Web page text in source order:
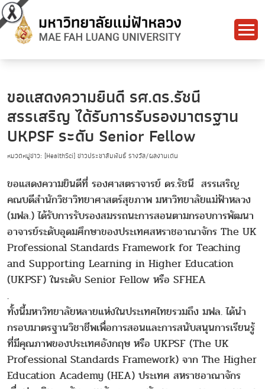
ขอแสดงความยินดี รศ.ดร.รัชนี
สรรเสริญ ได้รับการรับรองมาตรฐาน
UKPSF ระดับ Senior Fellow
หมวดหมู่ข่าว: [HealthSci] ข่าวประชาสัมพันธ์ รางวัล/ผลงานเด่น
ขอแสดงความยินดีที่ รองศาสตราจารย์ ดร.รัชนี สรรเสริญ
คณบดีสำนักวิชาวิทยาศาสตร์สุขภาพ มหาวิทยาลัยแม่ฟ้าหลวง
(มฟล.) ได้รับการรับรองสมรรถนะการสอนตามกรอบการพัฒนา
อาจารย์ระดับอุดมศึกษาของประเทศสหราชอาณาจักร The UK
Professional Standards Framework for Teaching
and Supporting Learning in Higher Education
(UKPSF) ในระดับ Senior Fellow หรือ SFHEA
.
ทั้งนี้มหาวิทยาลัยหลายแห่งในประเทศไทยรวมถึง มฟล. ได้นำ
กรอบมาตรฐานวิชาชีพเพื่อการสอนและการสนับสนุนการเรียนรู้
ที่มีคุณภาพของประเทศอังกฤษ หรือ UKPSF (The UK
Professional Standards Framework) จาก The Higher
Education Academy (HEA) ประเทศ สหราชอาณาจักร